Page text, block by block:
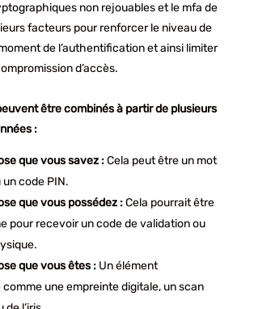
non rejouables et le mfa de
facteurs pour renforcer le niveau de
de l’authentification et ainsi limiter
d’accès.
être combinés à partir de plusieurs
:
que vous savez :Cela peut être un mot
code PIN.
que vous possédez :Cela pourrait être
pour recevoir un code de validation ou
que vous êtes :Un élément
une empreinte digitale, un scan